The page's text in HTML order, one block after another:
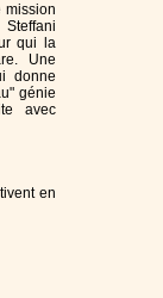
mission
qui la
Une
donne
génie
avec
en